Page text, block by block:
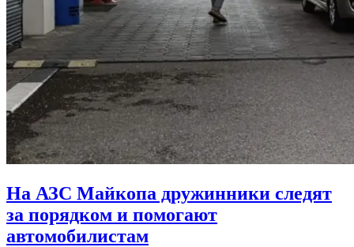
На АЗС Майкопа дружинники следят
за порядком и помогают
автомобилистам